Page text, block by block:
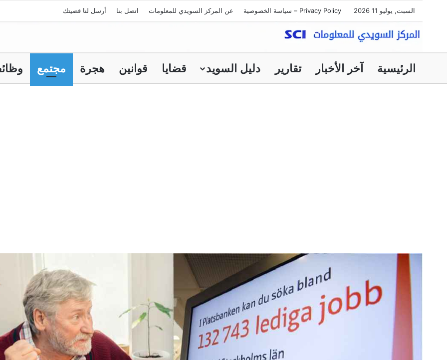
السبت, يوليو 11 2026 Privacy Policy – سياسة الخصوصية عن المركز السويدي للمعلومات اتصل بنا أرسل لنا قضيتك
الرئيسية آخر الأخبار تقارير دليل السويد قضايا قوانين هجرة مجتمع